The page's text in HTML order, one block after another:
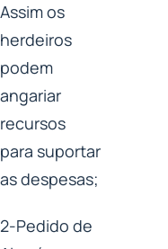
Assim os
herdeiros
podem
angariar
recursos
para suportar
as despesas;
2-Pedido de